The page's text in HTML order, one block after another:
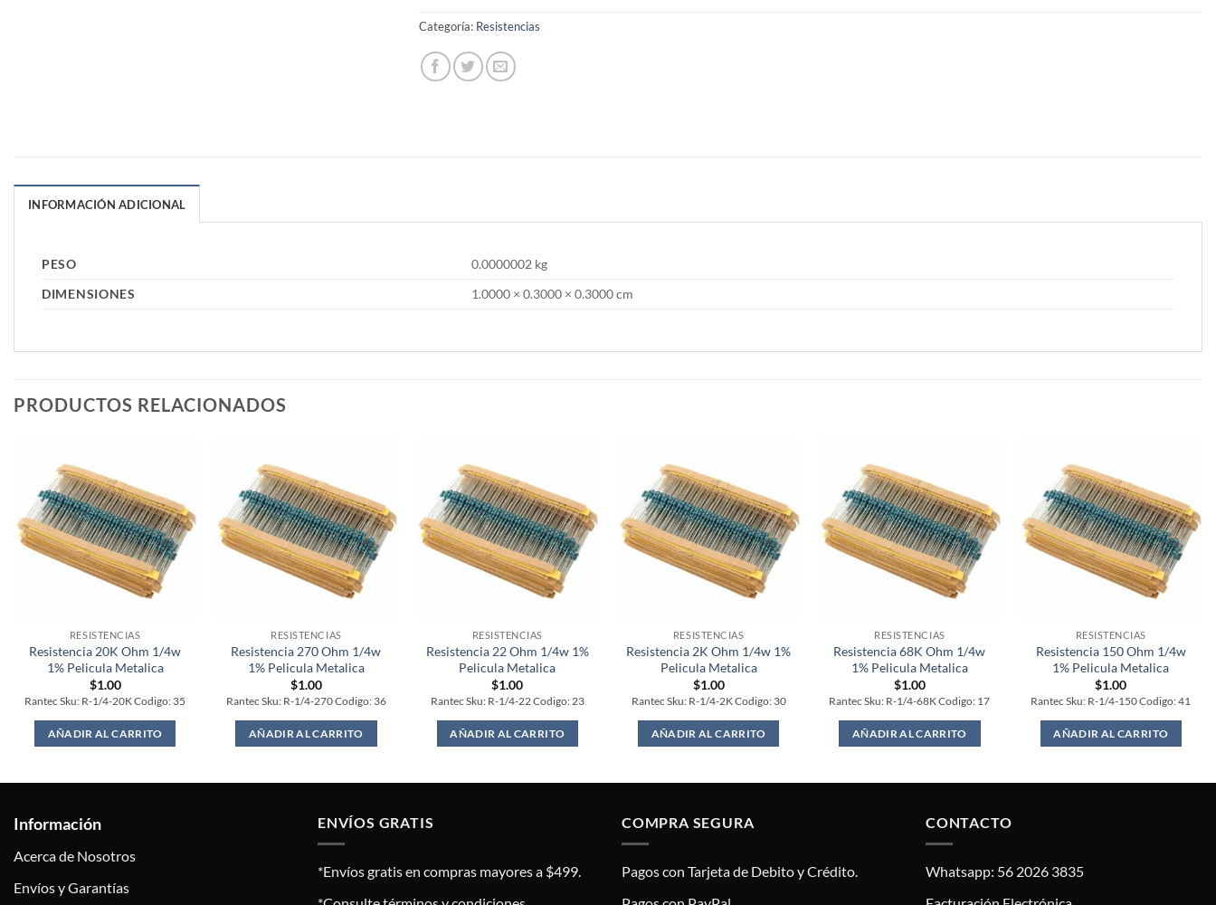
Categoría: Resistencias
INFORMACIÓN ADICIONAL
PESO
0.0000002 kg
DIMENSIONES
1.0000 × 0.3000 × 0.3000 cm
PRODUCTOS RELACIONADOS
RESISTENCIAS
Resistencia 20K Ohm 1/4w
1% Pelicula Metalica
$1.00
Rantec Sku: R-1/4-20K Codigo: 35
AÑADIR AL CARRITO
RESISTENCIAS
Resistencia 270 Ohm 1/4w
1% Pelicula Metalica
$1.00
Rantec Sku: R-1/4-270 Codigo: 36
AÑADIR AL CARRITO
RESISTENCIAS
Resistencia 22 Ohm 1/4w 1%
Pelicula Metalica
$1.00
Rantec Sku: R-1/4-22 Codigo: 23
AÑADIR AL CARRITO
RESISTENCIAS
Resistencia 2K Ohm 1/4w 1%
Pelicula Metalica
$1.00
Rantec Sku: R-1/4-2K Codigo: 30
AÑADIR AL CARRITO
RESISTENCIAS
Resistencia 68K Ohm 1/4w
1% Pelicula Metalica
$1.00
Rantec Sku: R-1/4-68K Codigo: 17
AÑADIR AL CARRITO
RESISTENCIAS
Resistencia 150 Ohm 1/4w
1% Pelicula Metalica
$1.00
Rantec Sku: R-1/4-150 Codigo: 41
AÑADIR AL CARRITO
Información
Acerca de Nosotros
Envíos y Garantías
ENVÍOS GRATIS
*Envíos gratis en compras mayores a $499.
COMPRA SEGURA
Pagos con Tarjeta de Debito y Crédito.
CONTACTO
Whatsapp: 56 2026 3835